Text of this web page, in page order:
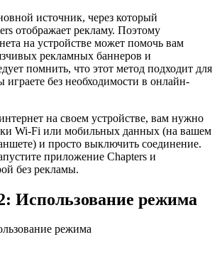
источник, через который
отображает рекламу. Поэтому
на устройстве может помочь вам
рекламных баннеров и
помнить, что этот метод подходит для
играете без необходимости в онлайн-
на своем устройстве, вам нужно
Wi-Fi или мобильных данных (на вашем
и просто выключить соединение.
приложение Chapters и
без рекламы.
Использование режима
режима